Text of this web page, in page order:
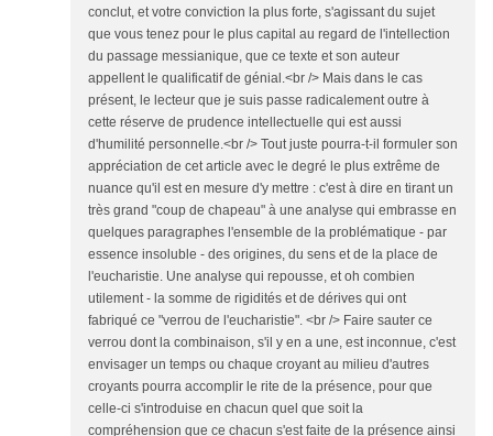
conclut, et votre conviction la plus forte, s'agissant du sujet
que vous tenez pour le plus capital au regard de l'intellection
du passage messianique, que ce texte et son auteur
appellent le qualificatif de génial.<br /> Mais dans le cas
présent, le lecteur que je suis passe radicalement outre à
cette réserve de prudence intellectuelle qui est aussi
d'humilité personnelle.<br /> Tout juste pourra-t-il formuler son
appréciation de cet article avec le degré le plus extrême de
nuance qu'il est en mesure d'y mettre : c'est à dire en tirant un
très grand "coup de chapeau" à une analyse qui embrasse en
quelques paragraphes l'ensemble de la problématique - par
essence insoluble - des origines, du sens et de la place de
l'eucharistie. Une analyse qui repousse, et oh combien
utilement - la somme de rigidités et de dérives qui ont
fabriqué ce "verrou de l'eucharistie". <br /> Faire sauter ce
verrou dont la combinaison, s'il y en a une, est inconnue, c'est
envisager un temps ou chaque croyant au milieu d'autres
croyants pourra accomplir le rite de la présence, pour que
celle-ci s'introduise en chacun quel que soit la
compréhension que ce chacun s'est faite de la présence ainsi